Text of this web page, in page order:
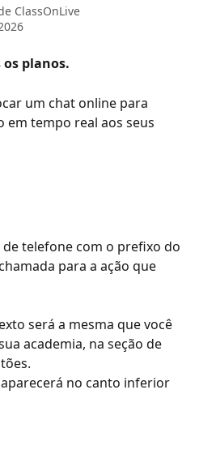
ClassOnLive
planos.
um chat online para
tempo real aos seus
telefone com o prefixo do
para a ação que
será a mesma que você
academia, na seção de
no canto inferior